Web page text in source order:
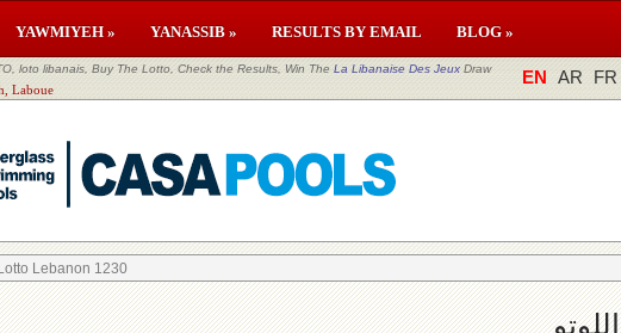
YAWMIYEH » YANASSIB » RESULTS BY EMAIL BLOG »
loto libanais, Buy The Lotto, Check the Results, Win The La Libanaise Des Jeux Draw
Laboue
EN AR FR
Lotto Lebanon 1230
اللوتو